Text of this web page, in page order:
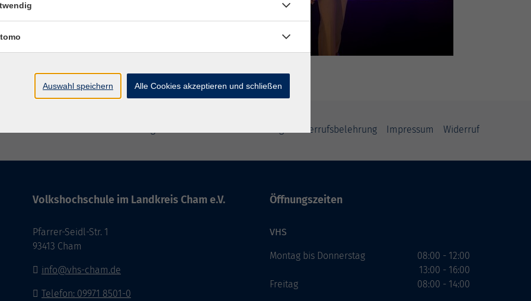
Widerrufsbelehrung Impressum Widerruf
Volkshochschule im Landkreis Cham e.V.
Pfarrer-Seidl-Str. 1
93413 Cham
info@vhs-cham.de
Telefon: 09971 8501-0
Öffnungszeiten
VHS
Montag bis Donnerstag
Freitag
08:00 - 12:00
13:00 - 16:00
08:00 - 14:00
Auswahl speichern Alle Cookies akzeptieren und schließen